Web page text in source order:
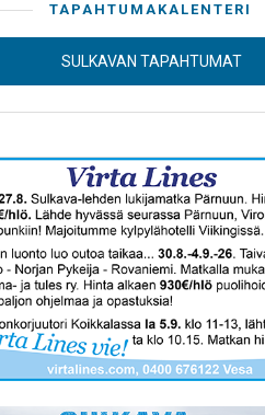
TAPAHTUMAKALENTERI
SULKAVAN TAPAHTUMAT